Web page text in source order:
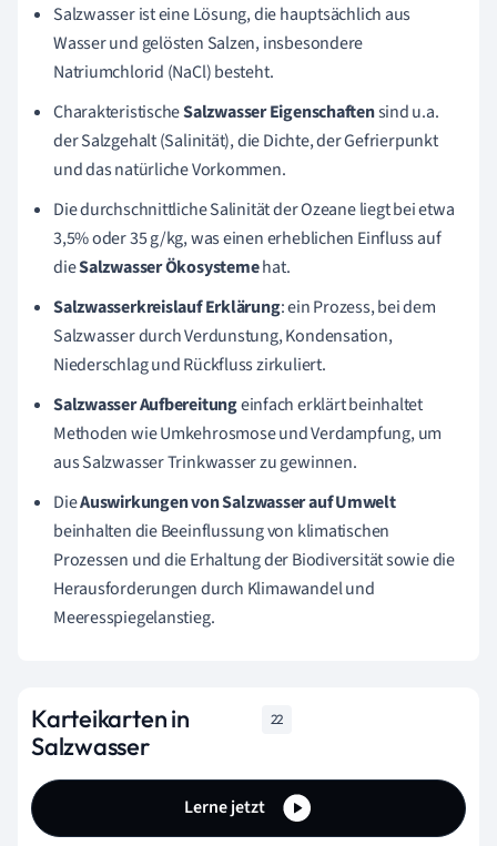
Salzwasser ist eine Lösung, die hauptsächlich aus
Wasser und gelösten Salzen, insbesondere
Natriumchlorid (NaCl) besteht.
CharakteristischeSalzwasser Eigenschaftensind u.a.
der Salzgehalt (Salinität), die Dichte, der Gefrierpunkt
und das natürliche Vorkommen.
Die durchschnittliche Salinität der Ozeane liegt bei etwa
3,5% oder 35 g/kg, was einen erheblichen Einfluss auf
dieSalzwasser Ökosystemehat.
Salzwasserkreislauf Erklärung: ein Prozess, bei dem
Salzwasser durch Verdunstung, Kondensation,
Niederschlag und Rückfluss zirkuliert.
Salzwasser Aufbereitungeinfach erklärt beinhaltet
Methoden wie Umkehrosmose und Verdampfung, um
aus Salzwasser Trinkwasser zu gewinnen.
DieAuswirkungen von Salzwasser auf Umwelt
beinhalten die Beeinflussung von klimatischen
Prozessen und die Erhaltung der Biodiversität sowie die
Herausforderungen durch Klimawandel und
Meeresspiegelanstieg.
Karteikarten in
Salzwasser
22
Lerne jetzt